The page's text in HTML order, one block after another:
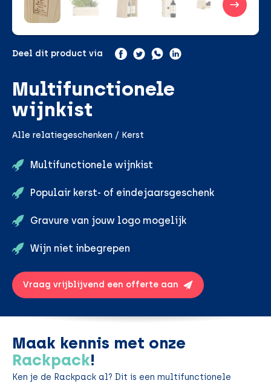
Deel dit product via
Multifunctionele
wijnkist
Alle relatiegeschenken / Kerst
Multifunctionele wijnkist
Populair kerst- of eindejaarsgeschenk
Gravure van jouw logo mogelijk
Wijn niet inbegrepen
Vraag vrijblijvend een offerte aan
Maak kennis met onze
Rackpack!
Ken je de Rackpack al? Dit is een multifunctionele